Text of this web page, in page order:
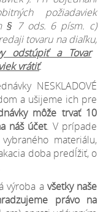
požiadaviek
§ 7 ods. 6 písm. c)
tovaru na diaľku,
odstúpiť a Tovar
vrátiť.
NESKLADOVÉ
a ušijeme ich pre
môže trvať 10
náš účet. V prípade
materiálu,
doba predĺžiť, o
výroba a všetky naše
právo na